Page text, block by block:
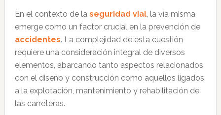
En el contexto de la seguridad vial, la vía misma
emerge como un factor crucial en la prevención de
accidentes. La complejidad de esta cuestión
requiere una consideración integral de diversos
elementos, abarcando tanto aspectos relacionados
con el diseño y construcción como aquellos ligados
a la explotación, mantenimiento y rehabilitación de
las carreteras.